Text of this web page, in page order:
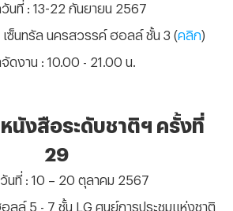
นที่ : 13-22 กันยายน 2567
ซ็นทรัล นครสวรรค์ ฮอลล์ ชั้น 3 (คลิก)
จัดงาน : 10.00 - 21.00 น.
นังสือระดับชาติฯ ครั้งที่
29
นที่ : 10 – 20 ตุลาคม 2567
ลล์ 5 - 7 ชั้น LG ศูนย์การประชุมแห่งชาติ